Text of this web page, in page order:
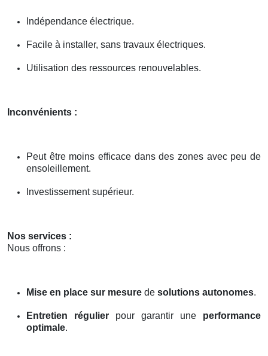
Indépendance électrique.
Facile à installer, sans travaux électriques.
Utilisation des ressources renouvelables.
Inconvénients :
Peut être moins efficace dans des zones avec peu de
ensoleillement.
Investissement supérieur.
Nos services :
Nous offrons :
Mise en place sur mesure de solutions autonomes.
Entretien régulier pour garantir une performance
optimale.